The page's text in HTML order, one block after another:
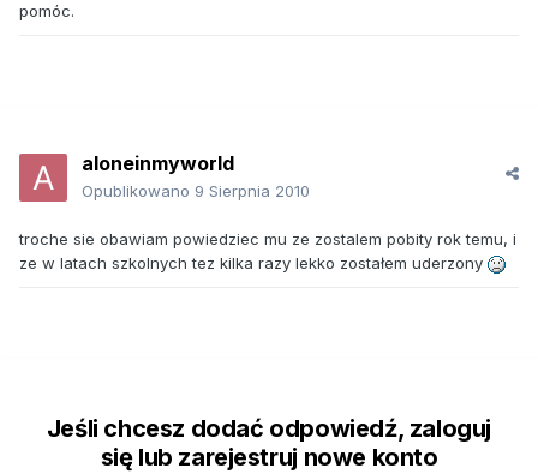
pomóc.
aloneinmyworld
Opublikowano 9 Sierpnia 2010
troche sie obawiam powiedziec mu ze zostalem pobity rok temu, i
ze w latach szkolnych tez kilka razy lekko zostałem uderzony
Jeśli chcesz dodać odpowiedź, zaloguj
się lub zarejestruj nowe konto